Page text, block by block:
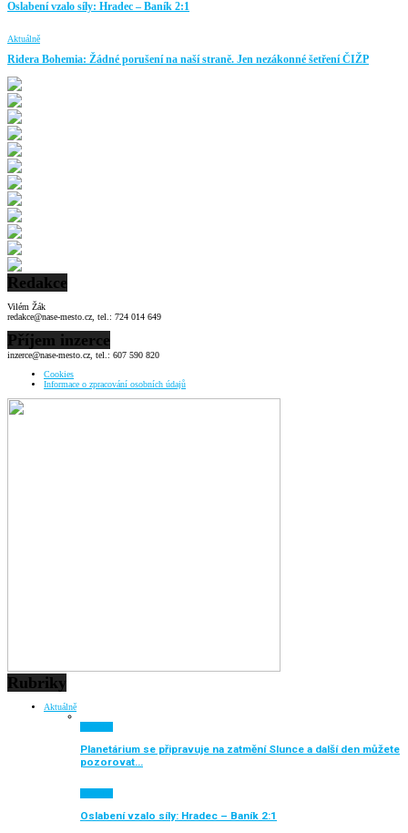
Oslabení vzalo síly: Hradec – Baník 2:1
Aktuálně
Ridera Bohemia: Žádné porušení na naší straně. Jen nezákonné šetření ČIŽP
Redakce
Vilém Žák
redakce@nase-mesto.cz, tel.: 724 014 649
Příjem inzerce
inzerce@nase-mesto.cz, tel.: 607 590 820
Cookies
Informace o zpracování osobních údajů
Rubriky
Aktuálně
Planetárium se připravuje na zatmění Slunce a další den můžete
pozorovat…
Oslabení vzalo síly: Hradec – Baník 2:1